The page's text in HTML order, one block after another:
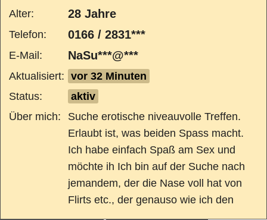
Alter:
28 Jahre
Telefon: 0166 / 2831***
E-Mail: NaSu***@***
Aktualisiert: vor 32 Minuten
Status:
aktiv
Über mich:
Suche erotische niveauvolle Treffen.
Erlaubt ist, was beiden Spass macht.
Ich habe einfach Spaß am Sex und
möchte ih Ich bin auf der Suche nach
jemandem, der die Nase voll hat von
Flirts etc., der genauso wie ich den